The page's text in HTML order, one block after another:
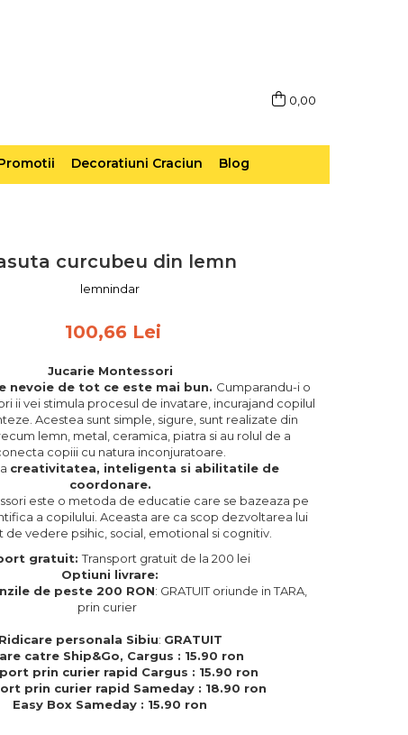
0,00
Decoratiuni Craciun Blog
curcubeu din lemn
lemnindar
100,66 Lei
Jucarie Montessori
nevoie de tot ce este mai bun. Cumparandu-i o
ii vei stimula procesul de invatare, incurajand copilul
Acestea sunt simple, sigure, sunt realizate din
lemn, metal, ceramica, piatra si au rolul de a
copiii cu natura inconjuratoare.
creativitatea, inteligenta si abilitatile de
coordonare.
este o metoda de educatie care se bazeaza pe
a copilului. Aceasta are ca scop dezvoltarea lui
de vedere psihic, social, emotional si cognitiv.
gratuit:Transport gratuit de la 200 lei
Optiuni livrare:
de peste 200 RON: GRATUIT oriunde in TARA,
prin curier
Ridicare personala Sibiu: GRATUIT
catre Ship&Go, Cargus : 15.90 ron
prin curier rapid Cargus : 15.90 ron
prin curier rapid Sameday : 18.90 ron
Easy Box Sameday : 15.90 ron